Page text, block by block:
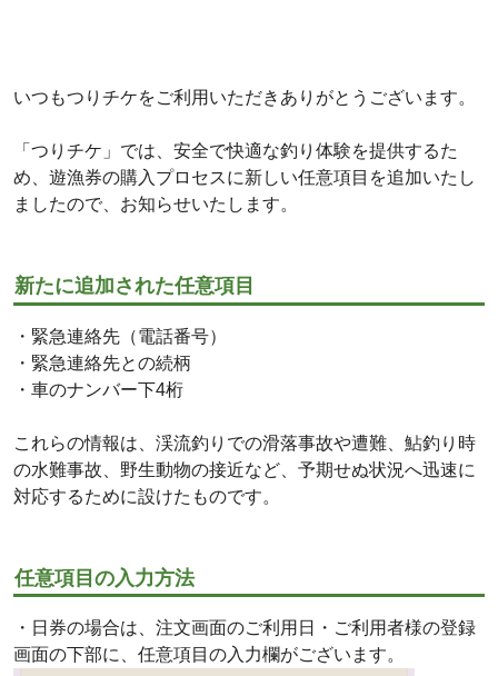
いつもつりチケをご利用いただきありがとうございます。
「つりチケ」では、安全で快適な釣り体験を提供するた
め、遊漁券の購入プロセスに新しい任意項目を追加いたし
ましたので、お知らせいたします。
新たに追加された任意項目
・緊急連絡先（電話番号）
・緊急連絡先との続柄
・車のナンバー下4桁
これらの情報は、渓流釣りでの滑落事故や遭難、鮎釣り時
の水難事故、野生動物の接近など、予期せぬ状況へ迅速に
対応するために設けたものです。
任意項目の入力方法
・日券の場合は、注文画面のご利用日・ご利用者様の登録
画面の下部に、任意項目の入力欄がございます。